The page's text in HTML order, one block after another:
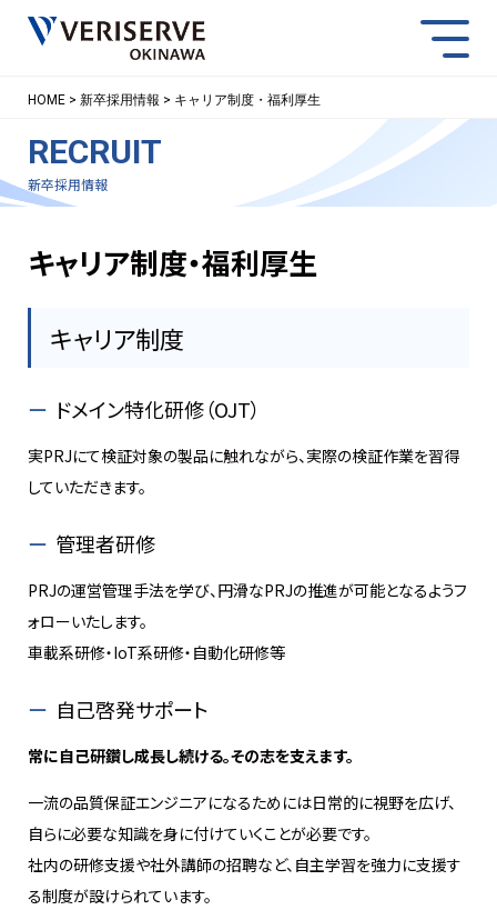
NEWS CONTACT
HOME 新卒採用情報 キャリア制度・福利厚生
RECRUIT
新卒採用情報
キャリア制度・福利厚生
キャリア制度
ドメイン特化研修（OJT）
実PRJにて検証対象の製品に触れながら、実際の検証作業を習得
していただきます。
管理者研修
PRJの運営管理手法を学び、円滑なPRJの推進が可能となるようフ
ォローいたします。
車載系研修・IoT系研修・自動化研修等
自己啓発サポート
常に自己研鑽し成長し続ける。その志を支えます。
一流の品質保証エンジニアになるためには日常的に視野を広げ、
自らに必要な知識を身に付けていくことが必要です。
社内の研修支援や社外講師の招聘など、自主学習を強力に支援す
る制度が設けられています。